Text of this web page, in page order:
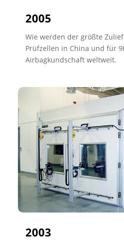
2005
Wie werden der größte
Prüfzellen in China und für
Airbagkundschaft weltweit.
2003